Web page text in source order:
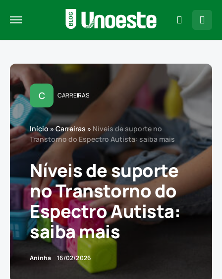
C CARREIRAS
Início » Carreiras » Níveis de suporte no
Transtorno do Espectro Autista: saiba mais
Níveis de suporte
no Transtorno do
Espectro Autista:
saiba mais
Aninha 16/02/2026